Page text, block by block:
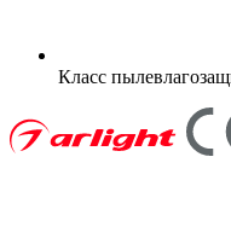
Класс